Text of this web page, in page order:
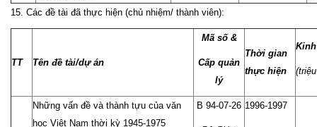
15. Các đề tài đã thực hiện (chủ nhiệm/ thành viên):
TT Tên đề tài/dự án
Mã số &
Cấp quản
lý
Thời gian
thực hiện
Những vấn đề và thành tựu của văn
học Việt Nam thời kỳ 1945-1975
B 94-07-26 1996-1997